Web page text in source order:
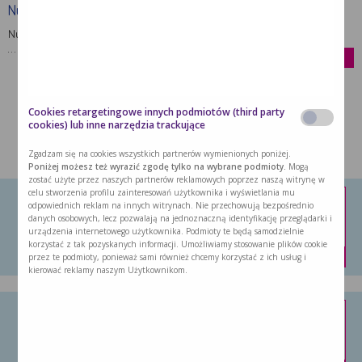
Nutridrink Skin Repair (dawniej …
Nutridrink Skin Repair to produkt wysokoenergetyczny,
…
MOŻE CIĘ ZAINTERESOWAĆ:
Nutridrink Protein Omega 3
Nutridrink Protein Omega 3 to doustny …
Cookies retargetingowe innych podmiotów (third party
cookies) lub inne narzędzia trackujące
Zgadzam się na cookies wszystkich partnerów wymienionych poniżej.
Poniżej możesz też wyrazić zgodę tylko na wybrane podmioty. Mogą
zostać użyte przez naszych partnerów reklamowych poprzez naszą witrynę w
celu stworzenia profilu zainteresowań użytkownika i wyświetlania mu
odpowiednich reklam na innych witrynach. Nie przechowują bezpośrednio
danych osobowych, lecz pozwalają na jednoznaczną identyfikację przeglądarki i
urządzenia internetowego użytkownika. Podmioty te będą samodzielnie
korzystać z tak pozyskanych informacji. Umożliwiamy stosowanie plików cookie
przez te podmioty, ponieważ sami również chcemy korzystać z ich usług i
kierować reklamy naszym Użytkownikom.